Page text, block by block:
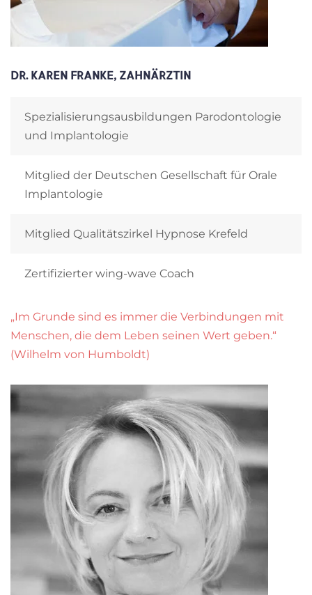
DR. KAREN FRANKE, ZAHNÄRZTIN
Spezialisierungsausbildungen Parodontologie
und Implantologie
Mitglied der Deutschen Gesellschaft für Orale
Implantologie
Mitglied Qualitätszirkel Hypnose Krefeld
Zertifizierter wing-wave Coach
„Im Grunde sind es immer die Verbindungen mit
Menschen, die dem Leben seinen Wert geben.“
(Wilhelm von Humboldt)